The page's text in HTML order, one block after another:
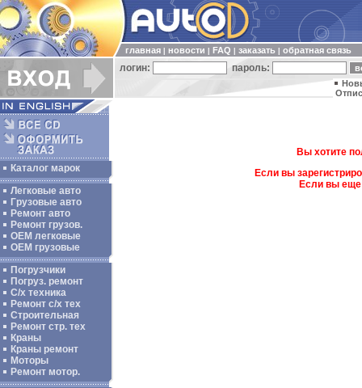
главная новости FAQ заказать обратная связь
логин: пароль:
Каталог марок
Легковые авто
Грузовые авто
Ремонт авто
Ремонт грузов.
ОЕМ легковые
OEM грузовые
Погрузчики
Погруз. ремонт
С/х техника
Ремонт с/х тех
Строительная
Ремонт стр. тех
Краны
Краны ремонт
Моторы
Ремонт мотор.
Вы хотите
Если вы
Если вы еще